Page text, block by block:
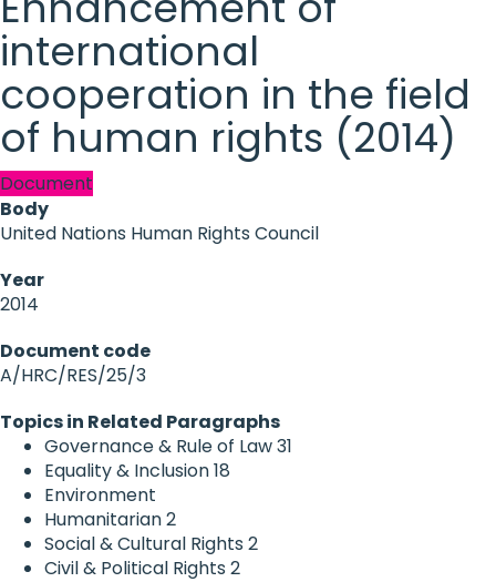
international
cooperation in the field
of human rights (2014)
Document
Body
United Nations Human Rights Council
Year
2014
Document code
A/HRC/RES/25/3
Topics in Related Paragraphs
Governance & Rule of Law31
Equality & Inclusion18
Environment
Humanitarian2
Social & Cultural Rights 2
Civil & Political Rights 2